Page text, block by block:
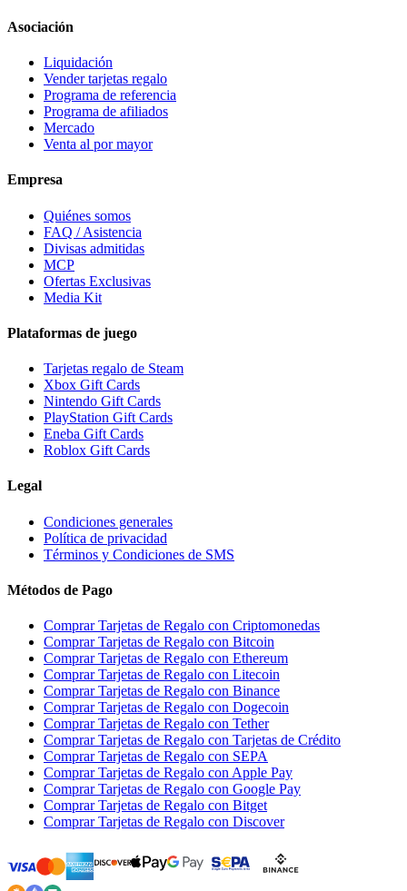
Asociación
Liquidación
Vender tarjetas regalo
Programa de referencia
Programa de afiliados
Mercado
Venta al por mayor
Empresa
Quiénes somos
FAQ / Asistencia
Divisas admitidas
MCP
Ofertas Exclusivas
Media Kit
Plataformas de juego
Tarjetas regalo de Steam
Xbox Gift Cards
Nintendo Gift Cards
PlayStation Gift Cards
Eneba Gift Cards
Roblox Gift Cards
Legal
Condiciones generales
Política de privacidad
Términos y Condiciones de SMS
Métodos de Pago
Comprar Tarjetas de Regalo con Criptomonedas
Comprar Tarjetas de Regalo con Bitcoin
Comprar Tarjetas de Regalo con Ethereum
Comprar Tarjetas de Regalo con Litecoin
Comprar Tarjetas de Regalo con Binance
Comprar Tarjetas de Regalo con Dogecoin
Comprar Tarjetas de Regalo con Tether
Comprar Tarjetas de Regalo con Tarjetas de Crédito
Comprar Tarjetas de Regalo con SEPA
Comprar Tarjetas de Regalo con Apple Pay
Comprar Tarjetas de Regalo con Google Pay
Comprar Tarjetas de Regalo con Bitget
Comprar Tarjetas de Regalo con Discover